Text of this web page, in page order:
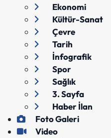
Ekonomi
Kültür-Sanat
Çevre
Tarih
İnfografik
Spor
Sağlık
3. Sayfa
Haber İlan
Foto Galeri
Video